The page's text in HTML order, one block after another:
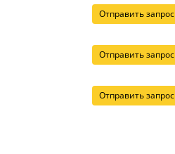
Отправить запрос
Отправить запрос
Отправить запрос